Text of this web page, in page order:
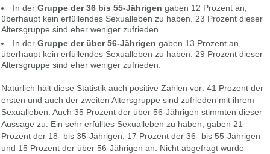
In derGruppe der 36 bis 55-Jährigen gaben 12 Prozent an,
überhaupt kein erfüllendes Sexualleben zu haben. 23 Prozent dieser
Altersgruppe sind eher weniger zufrieden.
In derGruppe der über 56-Jährigen gaben 13 Prozent an,
überhaupt kein erfüllendes Sexualleben zu haben. 29 Prozent dieser
Altersgruppe sind eher weniger zufrieden.
Natürlich hält diese Statistik auch positive Zahlen vor: 41 Prozent der
ersten und auch der zweiten Altersgruppe sind zufrieden mit ihrem
Sexualleben. Auch 35 Prozent der über 56-Jährigen stimmten dieser
Aussage zu. Ein sehr erfülltes Sexualleben zu haben, gaben 21
Prozent der 18- bis 35-Jährigen, 17 Prozent der 36- bis 55-Jährigen
und 15 Prozent der über 56-Jährigen an. Nicht abgefragt wurde